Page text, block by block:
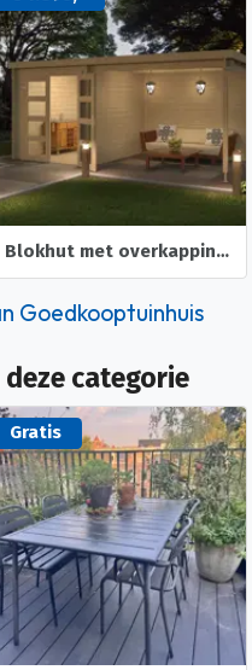
Blokhut met overkapping Helena 472x230 Onbehandeld vuren
Goedkooptuinhuis
categorie
Gratis